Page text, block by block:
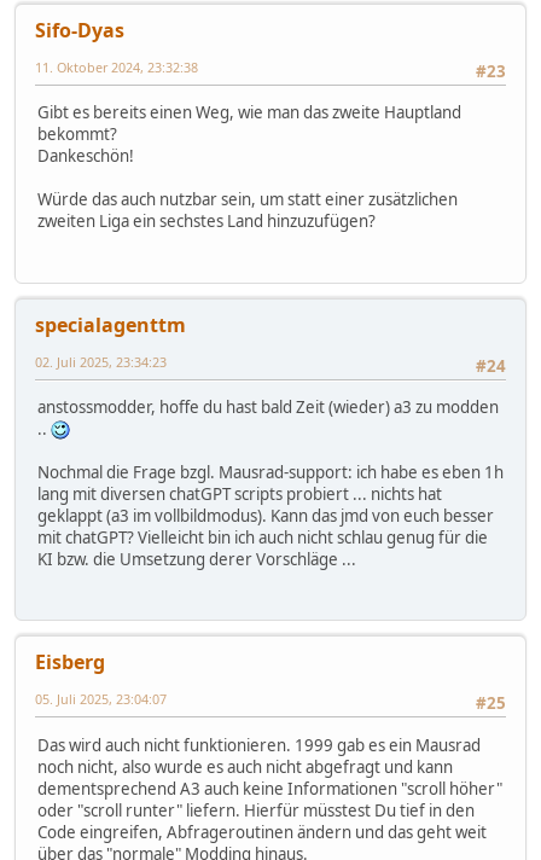
Sifo-Dyas
#23
11. Oktober 2024, 23:32:38
Gibt es bereits einen Weg, wie man das zweite Hauptland
bekommt?
Dankeschön!
Würde das auch nutzbar sein, um statt einer zusätzlichen
zweiten Liga ein sechstes Land hinzuzufügen?
specialagenttm
#24
02. Juli 2025, 23:34:23
anstossmodder, hoffe du hast bald Zeit (wieder) a3 zu modden
..
Nochmal die Frage bzgl. Mausrad-support: ich habe es eben 1h
lang mit diversen chatGPT scripts probiert ... nichts hat
geklappt (a3 im vollbildmodus). Kann das jmd von euch besser
mit chatGPT? Vielleicht bin ich auch nicht schlau genug für die
KI bzw. die Umsetzung derer Vorschläge ...
Eisberg
#25
05. Juli 2025, 23:04:07
Das wird auch nicht funktionieren. 1999 gab es ein Mausrad
noch nicht, also wurde es auch nicht abgefragt und kann
dementsprechend A3 auch keine Informationen "scroll höher"
oder "scroll runter" liefern. Hierfür müsstest Du tief in den
Code eingreifen, Abfrageroutinen ändern und das geht weit
über das "normale" Modding hinaus.